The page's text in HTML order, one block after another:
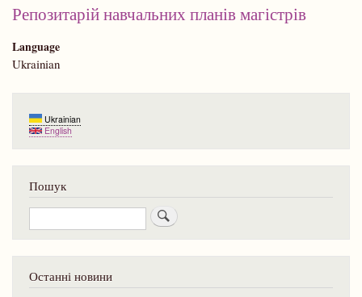
Репозитарій навчальних планів магістрів
Language
Ukrainian
Ukrainian
English
Пошук
Пошук
Останні новини